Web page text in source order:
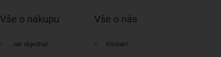
Vše o nákupu
Jak objednat
Vše o nás
Kontakt